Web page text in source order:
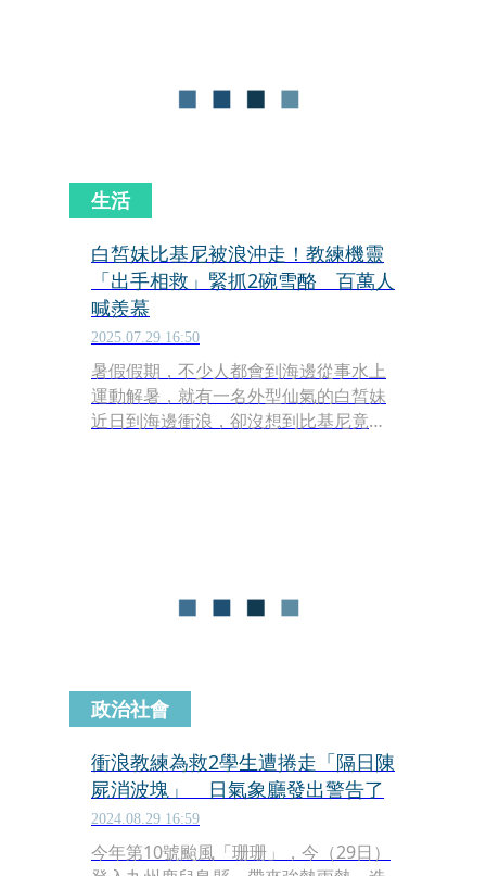
生活
白皙妹比基尼被浪沖走！教練機靈
「出手相救」緊抓2碗雪酪 百萬人
喊羨慕
2025.07.29 16:50
暑假假期，不少人都會到海邊從事水上
運動解暑，就有一名外型仙氣的白皙妹
近日到海邊衝浪，卻沒想到比基尼竟被
政治社會
衝浪教練為救2學生遭捲走「隔日陳
屍消波塊」 日氣象廳發出警告了
2024.08.29 16:59
今年第10號颱風「珊珊」，今（29日）